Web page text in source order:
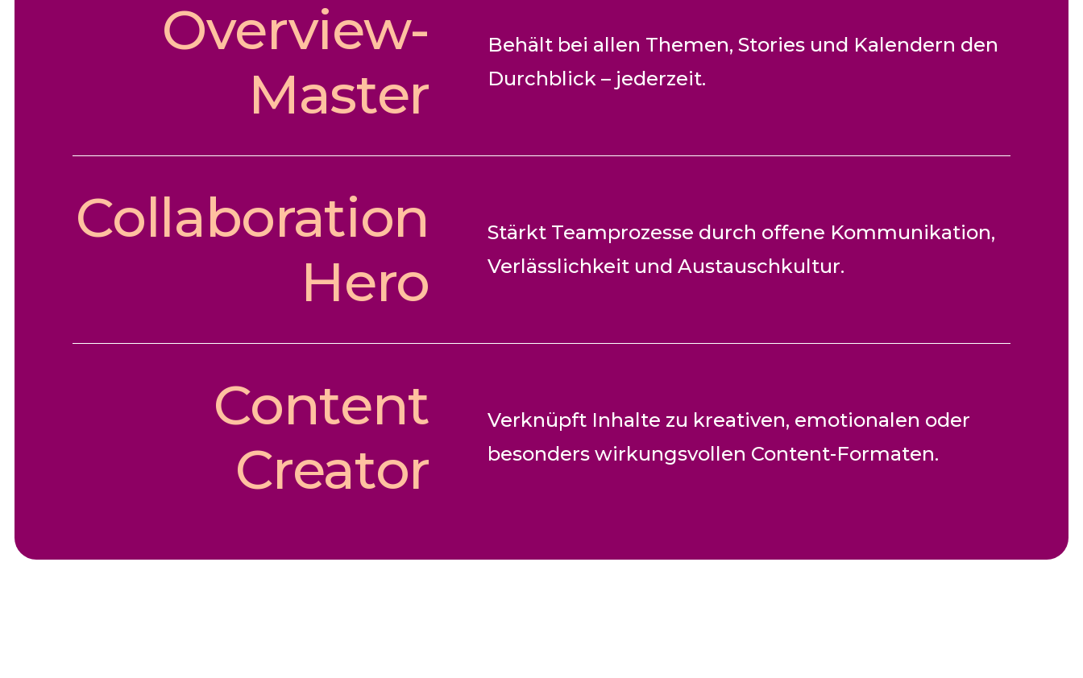
Overview-
Master
Behält bei allen Themen, Stories und Kalendern den
Durchblick – jederzeit.
Collaboration
Hero
Stärkt Teamprozesse durch offene Kommunikation,
Verlässlichkeit und Austauschkultur.
Content
Creator
Verknüpft Inhalte zu kreativen, emotionalen oder
besonders wirkungsvollen Content-Formaten.